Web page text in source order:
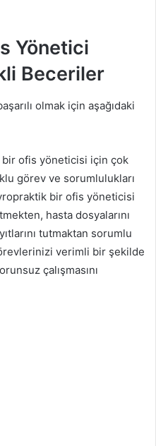
Yönetici
Beceriler
olmak için aşağıdaki
bir ofis yöneticisi için çok
görev ve sorumlulukları
bir ofis yöneticisi
hasta dosyalarını
tutmaktan sorumlu
verimli bir şekilde
çalışmasını